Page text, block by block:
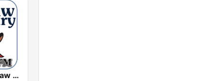
KIEV-LP Outlaw Country Radio